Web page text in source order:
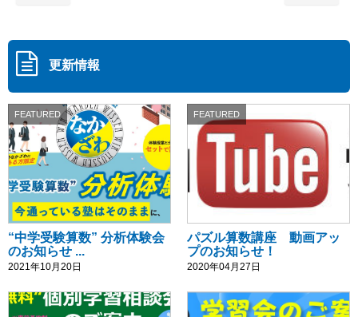
更新情報
FEATURED
“中学受験算数” 分析体験会
のお知らせ ...
2021年10月20日
FEATURED
パズル算数講座 動画アッ
プのお知らせ！
2020年04月27日